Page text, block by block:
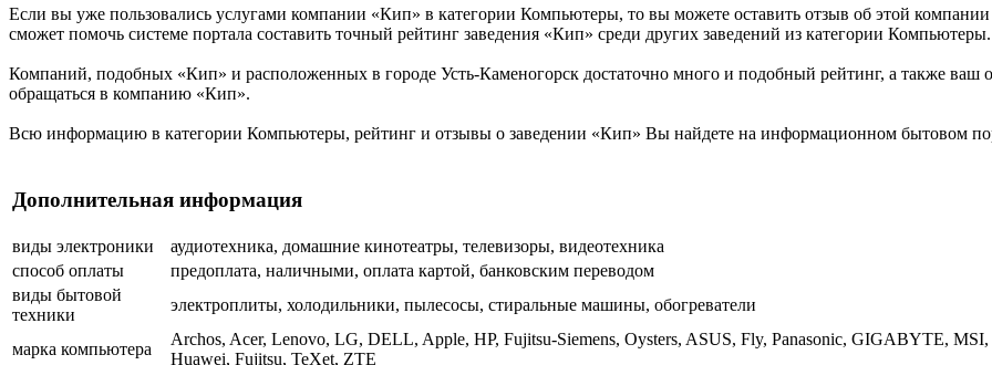
Если вы уже пользовались услугами компании «Кип» в категории Компьютеры, то вы можете оставить отзыв об этой
сможет помочь системе портала составить точный рейтинг заведения «Кип» среди других заведений из категории Компьютеры.
Компаний, подобных «Кип» и расположенных в городе Усть-Каменогорск достаточно много и подобный рейтинг, а также ваш
обращаться в компанию «Кип».
Всю информацию в категории Компьютеры, рейтинг и отзывы о заведении «Кип» Вы найдете на информационном бытовом
Дополнительная информация
виды электроники
аудиотехника, домашние кинотеатры, телевизоры, видеотехника
способ оплаты
предоплата, наличными, оплата картой, банковским переводом
виды бытовой
техники
электроплиты, холодильники, пылесосы, стиральные машины, обогреватели
марка компьютера
Archos, Acer, Lenovo, LG, DELL, Apple, HP, Fujitsu-Siemens, Oysters, ASUS, Fly, Panasonic, GIGABYTE,
Huawei, Fujitsu, TeXet, ZTE